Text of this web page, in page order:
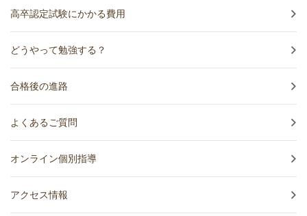
高卒認定試験にかかる費用
どうやって勉強する？
合格後の進路
よくあるご質問
オンライン個別指導
アクセス情報